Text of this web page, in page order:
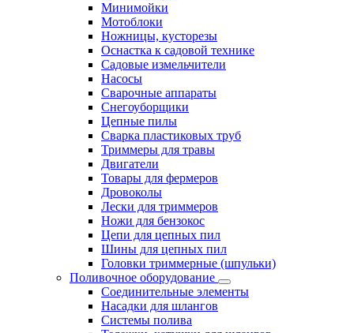
Минимойки
Мотоблоки
Ножницы, кусторезы
Оснастка к садовой технике
Садовые измельчители
Насосы
Сварочные аппараты
Снегоуборщики
Цепные пилы
Сварка пластиковых труб
Триммеры для травы
Двигатели
Товары для фермеров
Дровоколы
Лески для триммеров
Ножи для бензокос
Цепи для цепных пил
Шины для цепных пил
Головки триммерные (шпульки)
Поливочное оборудование
Cоединительные элементы
Насадки для шлангов
Системы полива